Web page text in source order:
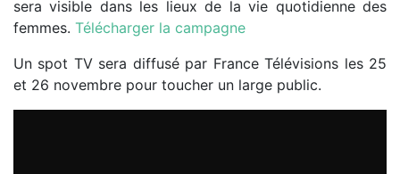
sera visible dans les lieux de la vie quotidienne des
femmes. Télécharger la campagne
Un spot TV sera diffusé par France Télévisions les 25
et 26 novembre pour toucher un large public.